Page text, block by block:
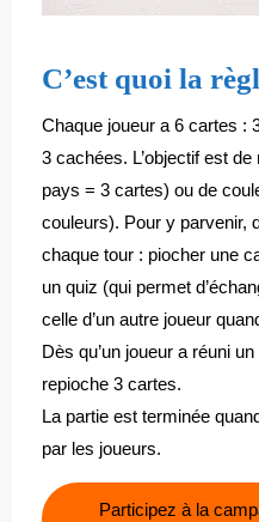
C’est quoi la
Chaque joueur a 6 cartes :
3 cachées. L’objectif est
pays = 3 cartes) ou de
couleurs). Pour y parvenir,
chaque tour : piocher une
un quiz (qui permet
celle d’un autre joueur
Dès qu’un joueur a réuni
repioche 3 cartes.
La partie est terminée
par les joueurs.
Participez à la